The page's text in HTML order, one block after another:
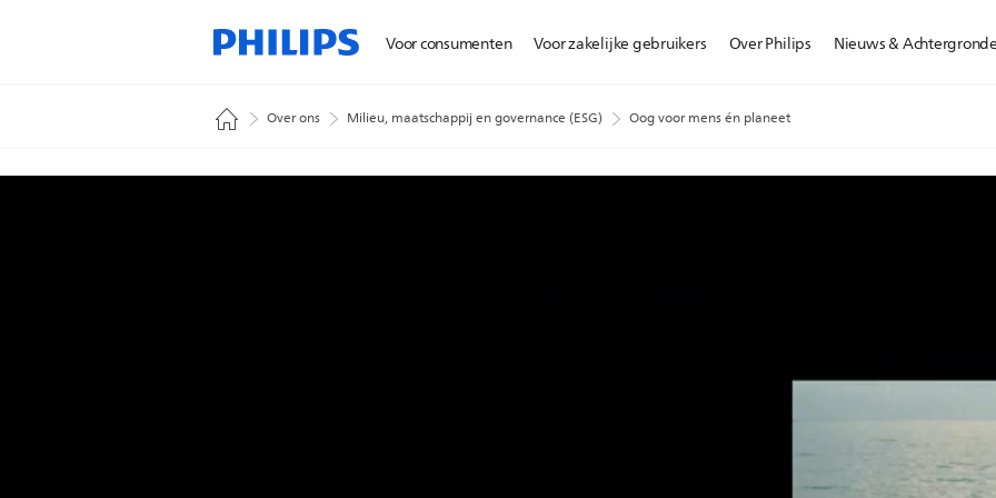
Voor consumenten Voor zakelijke gebruikers Over Philips Nieuws &
Over ons Milieu, maatschappij en governance (ESG) Oog voor mens én planeet